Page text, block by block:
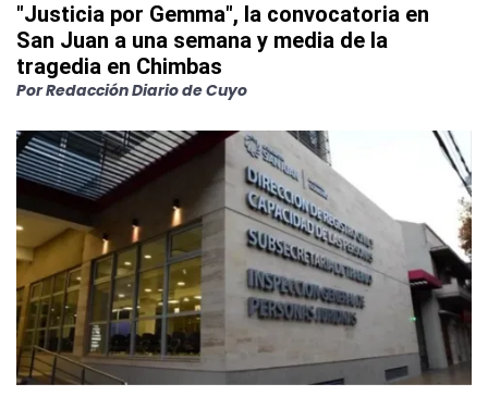
"Justicia por Gemma", la convocatoria en
San Juan a una semana y media de la
tragedia en Chimbas
PorRedacción Diario de Cuyo